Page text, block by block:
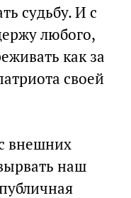
судьбу. И с
любого,
как за
своей
внешних
наш